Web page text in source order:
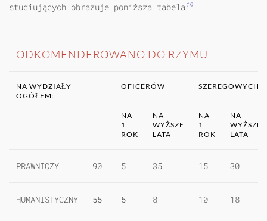
studiujących obrazuje poniższa tabela19.
ODKOMENDEROWANO DO RZYMU
NA WYDZIAŁY
OGÓŁEM:
OFICERÓW SZEREGOWYCH
NA
1
ROK
NA
WYŻSZE
LATA
NA
1
ROK
NA
WYŻSZE
LATA
PRAWNICZY 90 5 35 15 30
HUMANISTYCZNY 55 5 8 10 18